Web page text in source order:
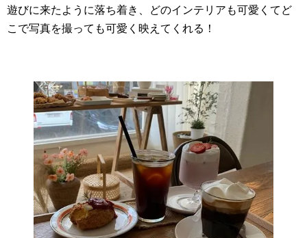
遊びに来たように落ち着き、どのインテリアも可愛くてど
こで写真を撮っても可愛く映えてくれる！